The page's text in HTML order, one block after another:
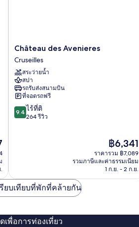
Château
des
Avenieres
Cruseilles
Château des Avenieres
Cruseilles
สระว่ายน้ำ
สปา
รถรับส่งสนามบิน
ที่จอดรถฟรี
9.4
จาก
9.4 ไร้ที่ติ
264 รีวิว
ราคา
ปัจจุบัน
คือ
฿6,341
฿6,341
ราคารวม ฿7,089
รวมภาษีและค่าธรรมเนียม
1 ก.ย. - 2 ก.ย.
รียบเทียบที่พักที่คล้ายกัน
พื่อการท่องเที่ยว